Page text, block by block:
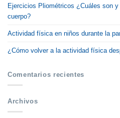
Ejercicios Pliométricos ¿Cuáles son
cuerpo?
Actividad física en niños durante la
¿Cómo volver a la actividad física
Comentarios recientes
Archivos